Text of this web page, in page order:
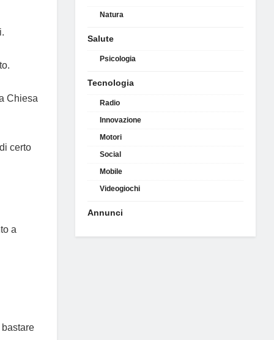
Chiesa
certo
a
Natura
Salute
Psicologia
Tecnologia
Radio
Innovazione
Motori
Social
Mobile
Videogiochi
Annunci